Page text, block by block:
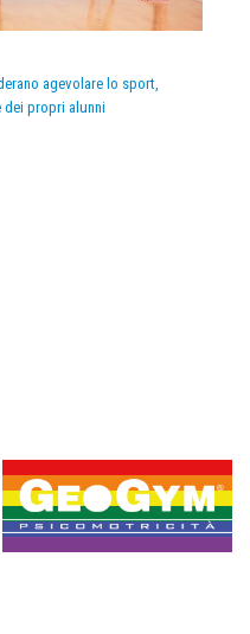
agevolare lo sport,
dei propri alunni